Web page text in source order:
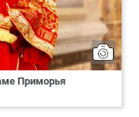
Приморья